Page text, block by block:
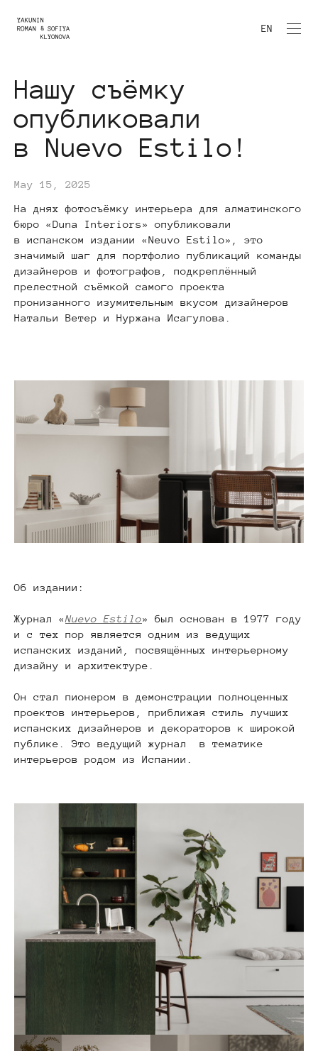
EN
Нашу съёмку
опубликовали
в Nuevo Estilo!
May 15, 2025
На днях фотосъёмку интерьера для алматинского
бюро «Duna Interiors» опубликовали
в испанском издании «Neuvo Estilo», это
значимый шаг для портфолио публикаций команды
дизайнеров и фотографов, подкреплённый
прелестной съёмкой самого проекта
пронизанного изумительным вкусом дизайнеров
Натальи Ветер и Нуржана Исагулова.
Об издании:
Журнал «Nuevo Estilo» был основан в 1977 году
и с тех пор является одним из ведущих
испанских изданий, посвящённых интерьерному
дизайну и архитектуре.
Он стал пионером в демонстрации полноценных
проектов интерьеров, приближая стиль лучших
испанских дизайнеров и декораторов к широкой
публике. Это ведущий журнал в тематике
интерьеров родом из Испании.